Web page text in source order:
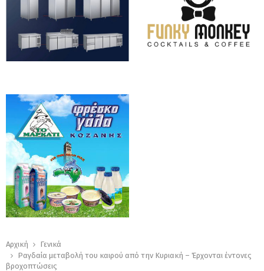
Αρχική
Γενικά
Ραγδαία μεταβολή του καιρού από την Κυριακή – Έρχονται έντονες
βροχοπτώσεις